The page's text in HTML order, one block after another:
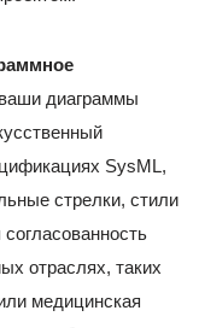
ваши диаграммы
SysML,
стрелки, стили
отраслях, таких
медицинская